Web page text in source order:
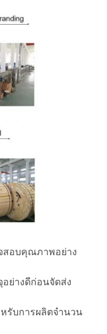
สอบคุณภาพอย่าง
ย่างดีก่อนจัดส่ง
รับการผลิตจำนวน